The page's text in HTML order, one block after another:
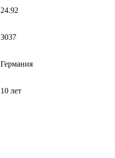
24.92
3037
Германия
10 лет